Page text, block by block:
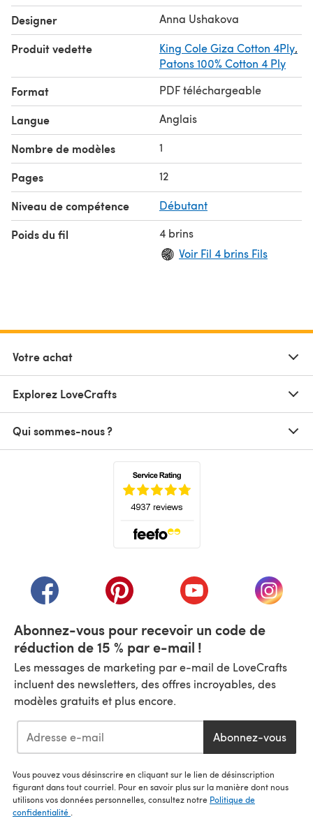
Designer Anna Ushakova
Produit vedette King Cole Giza Cotton 4Ply,
Patons 100% Cotton 4 Ply
Format PDF téléchargeable
Langue Anglais
Nombre de modèles 1
Pages 12
Niveau de compétence Débutant
Poids du fil
4 brins
Voir Fil 4 brins Fils
Votre achat
Explorez LoveCrafts
Qui sommes-nous ?
(s'ouvre dans un nouvel onglet)
(s'ouvre dans un nouvel onglet)
(s'ouvre dans un(s'ouvre
Abonnez-vous pour recevoir un code de
réduction de 15 % par e-mail !
Les messages de marketing par e-mail de LoveCrafts
incluent des newsletters, des offres incroyables, des
modèles gratuits et plus encore.
Abonnez-vous
Vous pouvez vous désinscrire en cliquant sur le lien de désinscription
figurant dans tout courriel. Pour en savoir plus sur la manière dont nous
utilisons vos données personnelles, consultez notre Politique de
confidentialité